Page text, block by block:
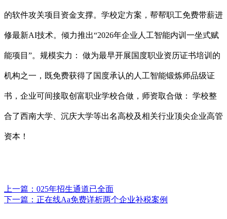
的软件攻关项目资金支撑。学校定方案，帮帮职工免费带薪进
修最新AI技术。倾力推出“2026年企业人工智能内训一坐式赋
能项目”。规模实力： 做为最早开展国度职业资历证书培训的
机构之一，既免费获得了国度承认的人工智能锻炼师品级证
书，企业可间接取创富职业学校合做，师资取合做： 学校整
合了西南大学、沉庆大学等出名高校及相关行业顶尖企业高管
资本！
上一篇： 025年招生通道已全面
下一篇： 正在线Aa免费详析两个企业补税案例